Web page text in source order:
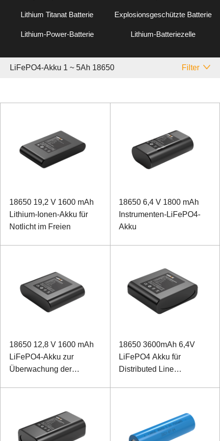
Lithium Titanat Batterie Explosionsgeschützte Batterie
Lithium-Power-Batterie Lithium-Batteriezelle
LiFePO4-Akku 1 ~ 5Ah 18650 Filter
18650 19,2 V 1600 mAh
Lithium-Ionen-Akku für
Notlicht im Freien
18650 6,4 V 1800 mAh
Instrumenten-LiFePO4-
Akku
18650 12,8 V 1600 mAh
LiFePO4-Akku zur
Überwachung der
18650 3600mAh 6,4V
LiFePO4 Akku für
Distributed Line